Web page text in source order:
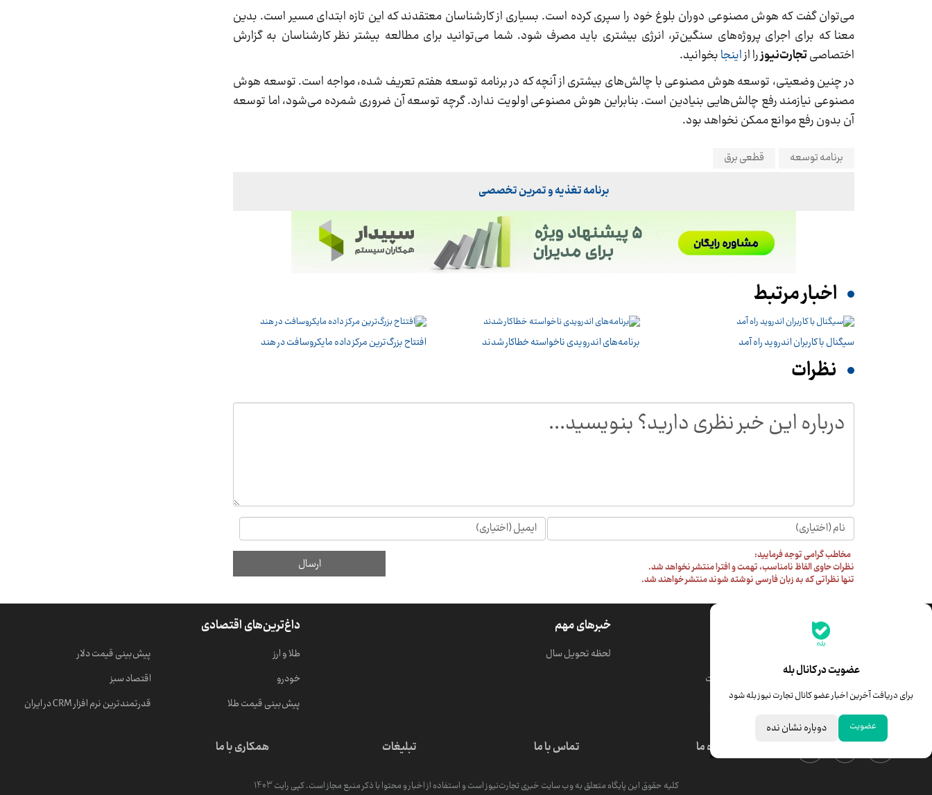
می‌توان گفت که هوش مصنوعی دوران بلوغ خود را سپری کرده است. بسیاری از کارشناسان معتقدند که این تازه ابتدای مسیر است. بدین
معنا که برای اجرای پروژه‌های سنگین‌تر، انرژی بیشتری باید مصرف شود. شما می‌توانید برای مطالعه بیشتر نظر کارشناسان به گزارش
اختصاصیتجارت‌نیوزرا ازاینجابخوانید.
در چنین وضعیتی، توسعه هوش مصنوعی با چالش‌های بیشتری از آنچه که در برنامه توسعه هفتم تعریف شده، مواجه است. توسعه هوش
مصنوعی نیازمند رفع چالش‌هایی بنیادین است. بنابراین هوش مصنوعی اولویت ندارد. گرچه توسعه آن ضروری شمرده می‌شود، اما توسعه
آن بدون رفع موانع ممکن نخواهد بود.
برنامه توسعه قطعی برق
برنامه تغذیه و تمرین تخصصی
اخبار مرتبط
سیگنال با کاربران اندروید راه آمد برنامه‌های اندرویدی ناخواسته خطاکار شدند افتتاح بزرگ‌ترین مرکز داده مایکروسافت در هند
نظرات
مخاطب گرامی توجه فرمایید:
نظرات حاوی الفاظ نامناسب، تهمت و افترا منتشر نخواهد شد.
تنها نظراتی که به زبان فارسی نوشته شوند منتشر خواهند شد.
عضویت در کانال بله
برای دریافت آخرین اخبار عضو کانال تجارت نیوز بله شود
عضویت دوباره نشان نده
قیمت سکه امامی
قیمت درهم امارات
ابزار تبدیل نرخ ارز
خبرهای مهم
لحظه تحویل سال
داغ‌ترین‌های اقتصادی
طلا و ارز
خودرو
پیش‌بینی قیمت طلا
پیش‌بینی قیمت دلار
اقتصاد سبز
قدرتمندترین نرم‌ افزار CRM در ایران
درباره ما تماس با ما تبلیغات همکاری با ما
کلیه حقوق این پایگاه متعلق به وب سایت خبری تجارت‌نیوز است و استفاده از اخبار و محتوا با ذکر منبع مجاز است. کپی رایت 1403